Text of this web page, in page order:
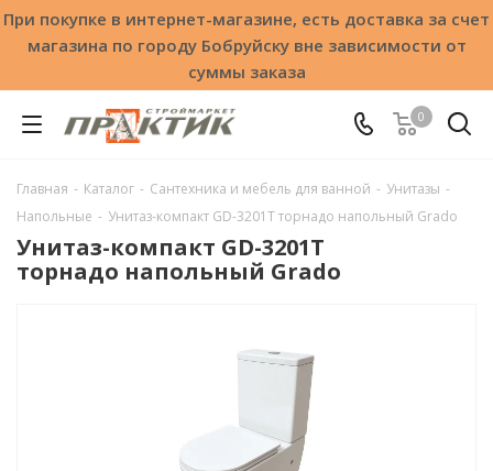
При покупке в интернет-магазине, есть доставка за счет
магазина по городу Бобруйску вне зависимости от
суммы заказа
0
Главная - Каталог - Сантехника и мебель для ванной - Унитазы -
Напольные - Унитаз-компакт GD-3201T торнадо напольный Grado
Унитаз-компакт GD-3201T
торнадо напольный Grado